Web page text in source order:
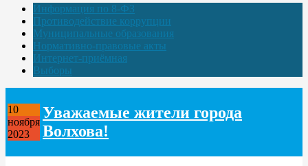
Информация по 8-ФЗ
Противодействие коррупции
Муниципальные образования
Нормативно-правовые акты
Интернет-приёмная
Выборы
10
ноября
2023
Уважаемые жители города
Волхова!